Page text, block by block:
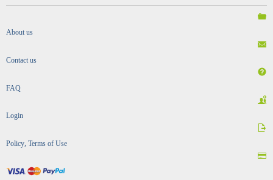
About us
Contact us
FAQ
Login
Policy, Terms of Use